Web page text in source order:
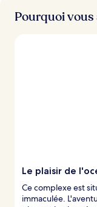
Pourquoi vous
Le plaisir de
Ce complexe est
immaculée.